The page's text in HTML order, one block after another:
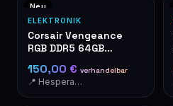
Neu
ELEKTRONIK
Corsair Vengeance
RGB DDR5 64GB
RAM
150,00 € verhandelbar
📍 Hesperange